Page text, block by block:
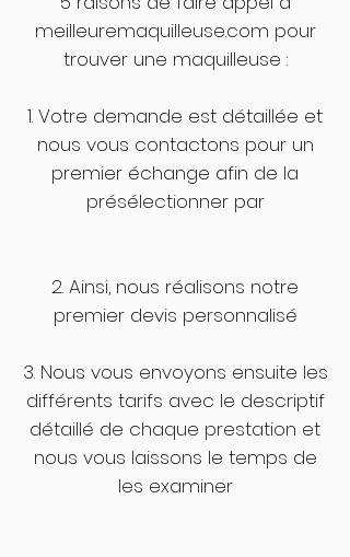
meilleuremaquilleuse.com pour
trouver une maquilleuse :
1. Votre demande est détaillée et
nous vous contactons pour un
premier échange afin de la
présélectionner par
2. Ainsi, nous réalisons notre
premier devis personnalisé
3. Nous vous envoyons ensuite les
différents tarifs avec le descriptif
détaillé de chaque prestation et
nous vous laissons le temps de
les examiner